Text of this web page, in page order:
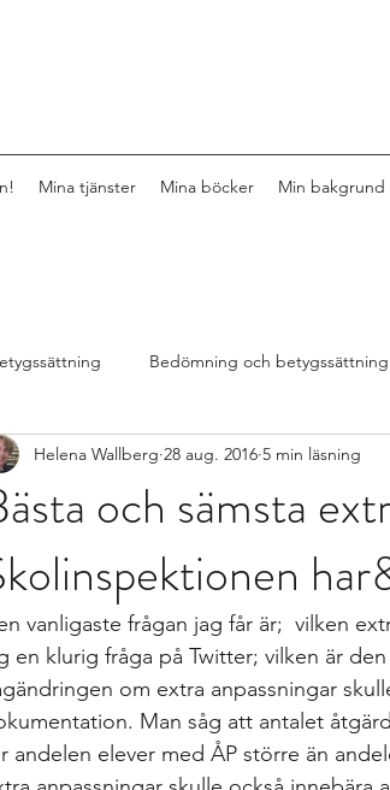
Mina tjänster Mina böcker Min bakgrund
Bedömning och betygssättning
uppgifter, mat Design av lektioner
som förhållnings differentierad
Istället för elevärenden till elevh
och försteläraren Skoldebatt
och sämsta
Helena Wallberg 28 aug. 2016 5 min läsning
vanligaste frågan jag får är;  vilken
en klurig fråga på Twitter; vilken är den
om extra anpassningar
Man såg att antalet
andelen elever med ÅP större än